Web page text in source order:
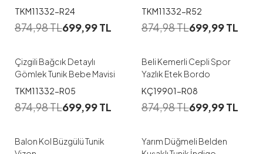
TKM11332-R24
874,98TL699,99TL
TKM11332-R52
874,98TL699,99TL
38 40 42 44
Çizgili Bağcık Detaylı
Gömlek Tunik Bebe Mavisi
TKM11332-R05
874,98TL699,99TL
S-M L-XL
Beli Kemerli Cepli Spor
Yazlık Etek Bordo
KÇ19901-R08
874,98TL699,99TL
40 42 44
Balon Kol Büzgülü Tunik
44
Yarım Düğmeli Belden